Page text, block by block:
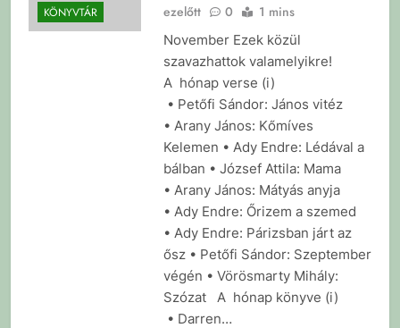
KÖNYVTÁR
ezelőtt
0 1 mins
November Ezek közül
szavazhattok valamelyikre!
A hónap verse (i)
• Petőfi Sándor: János vitéz
• Arany János: Kőmíves
Kelemen • Ady Endre: Lédával a
bálban • József Attila: Mama
• Arany János: Mátyás anyja
• Ady Endre: Őrizem a szemed
• Ady Endre: Párizsban járt az
ősz • Petőfi Sándor: Szeptember
végén • Vörösmarty Mihály:
Szózat A hónap könyve (i)
• Darren…